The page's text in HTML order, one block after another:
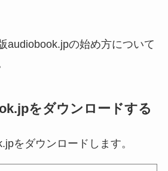
audiobook.jpの始め方について
をダウンロードする
をダウンロードします。